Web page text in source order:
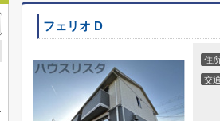
フェリオ D
住
交通